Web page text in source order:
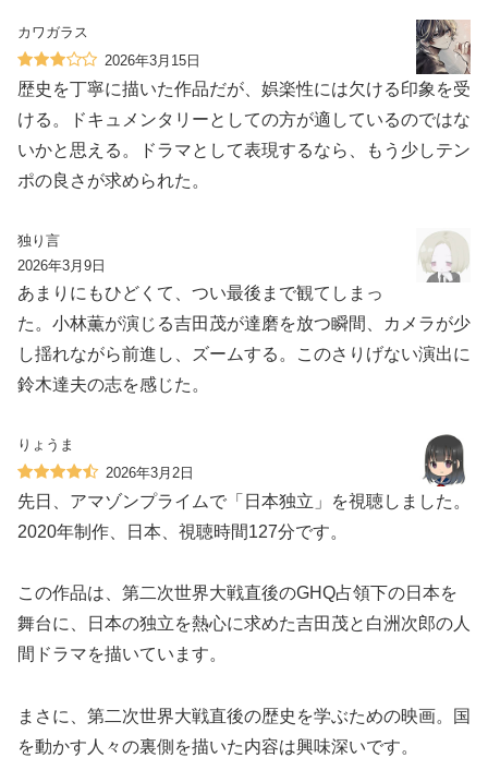
カワガラス
2026年3月15日
歴史を丁寧に描いた作品だが、娯楽性には欠ける印象を受
ける。ドキュメンタリーとしての方が適しているのではな
いかと思える。ドラマとして表現するなら、もう少しテン
ポの良さが求められた。
独り言
2026年3月9日
あまりにもひどくて、つい最後まで観てしまっ
た。小林薫が演じる吉田茂が達磨を放つ瞬間、カメラが少
し揺れながら前進し、ズームする。このさりげない演出に
鈴木達夫の志を感じた。
りょうま
2026年3月2日
先日、アマゾンプライムで「日本独立」を視聴しました。
2020年制作、日本、視聴時間127分です。
この作品は、第二次世界大戦直後のGHQ占領下の日本を
舞台に、日本の独立を熱心に求めた吉田茂と白洲次郎の人
間ドラマを描いています。
まさに、第二次世界大戦直後の歴史を学ぶための映画。国
を動かす人々の裏側を描いた内容は興味深いです。